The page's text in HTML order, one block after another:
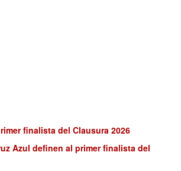
finalista del Clausura 2026
Azul definen al primer finalista del